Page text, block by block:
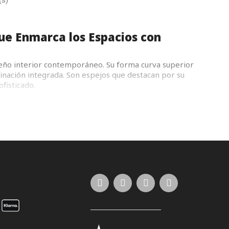
Enmarca los Espacios con
interior contemporáneo. Su forma curva superior
integrada. Son espejos que destacan por su